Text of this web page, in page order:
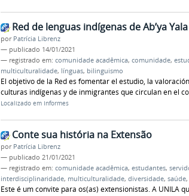
Red de lenguas indígenas de Ab’ya
por Patrícia Librenz
— publicado 14/01/2021
— registrado em: comunidade acadêmica, comunidade,
multiculturalidade, línguas, bilinguismo
El objetivo de la Red es fomentar el estudio, la
culturas indígenas y de inmigrantes que circulan en el
Localizado em Informes
Conte sua história na Extensão
por Patrícia Librenz
— publicado 21/01/2021
— registrado em: comunidade acadêmica, estudantes,
interdisciplinaridade, multiculturalidade, diversidade, saúde,
Este é um convite para os(as) extensionistas. A UNILA